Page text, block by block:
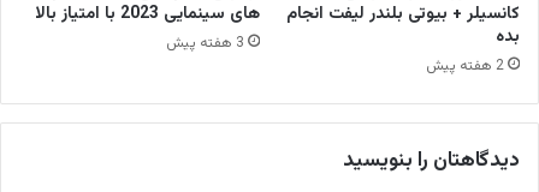
کانسیلر + بیوتی بلندر لیفت انجام
بده
2 هفته پیش
های سینمایی 2023 با امتیاز بالا
3 هفته پیش
دیدگاهتان را بنویسید